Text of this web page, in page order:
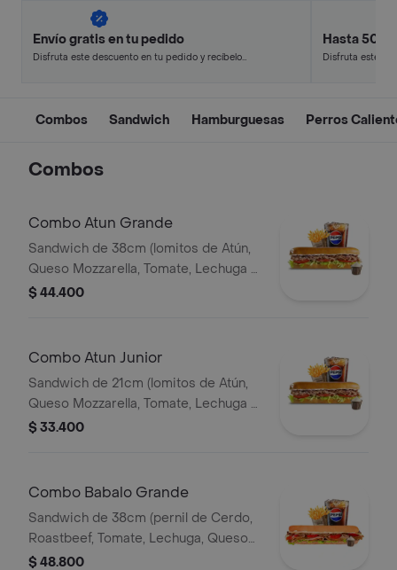
Envío gratis en tu pedido
Disfruta este descuento en tu pedido y recíbelo
Hasta 50%
Disfruta este
Combos Sandwich Hamburguesas Perros
Combos
Combo Atun Grande
Sandwich de 38cm (lomitos de Atún,
Queso Mozzarella, Tomate, Lechuga y
Mayonesa Real) Papa Francesa 140gr
$ 44.400
Combo Atun Junior
Sandwich de 21cm (lomitos de Atún,
Queso Mozzarella, Tomate, Lechuga y
Mayonesa Real) Papa Francesa 140gr
$ 33.400
Combo Babalo Grande
Sandwich de 38cm (pernil de Cerdo,
Roastbeef, Tomate, Lechuga, Queso
Mozzarella, Salsa BBQ y Salsa de Ajo)
$ 48.800